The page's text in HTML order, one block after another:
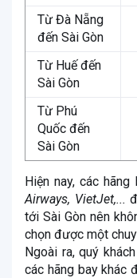
Từ Đà Nẵng
đến Sài Gòn
Từ Huế đến
Sài Gòn
Từ Phú
Quốc đến
Sài Gòn
Hiện nay, các hãng
Airways, VietJet,...
tới Sài Gòn nên
chọn được một
Ngoài ra, quý
các hãng bay khác